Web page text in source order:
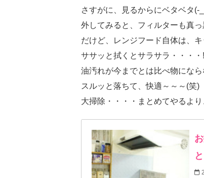
さすがに、見るからにベタベタ(-
外してみると、フィルターも真っ
だけど、レンジフード自体は、
ササッと拭くとサラサラ・・・・
油汚れが今までとは比べ物にな
スルッと落ちて、快適～～～(笑)
大掃除・・・・まとめてやるよ